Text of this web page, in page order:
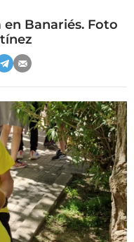
en Banariés. Foto